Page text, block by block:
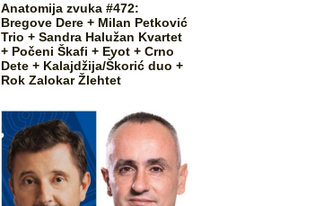
Anatomija zvuka #472:
Bregove Dere + Milan Petković
Trio + Sandra Halužan Kvartet
+ Počeni Škafi + Eyot + Crno
Dete + Kalajdžija/Škorić duo +
Rok Zalokar Žlehtet